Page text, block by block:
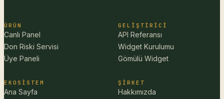
ÜRÜN
Canlı Panel
Don Riski Servisi
Üye Paneli
GELIŞTIRICI
API Referansı
Widget Kurulumu
Gömülü Widget
EKOSISTEM
Ana Sayfa
ŞIRKET
Hakkımızda